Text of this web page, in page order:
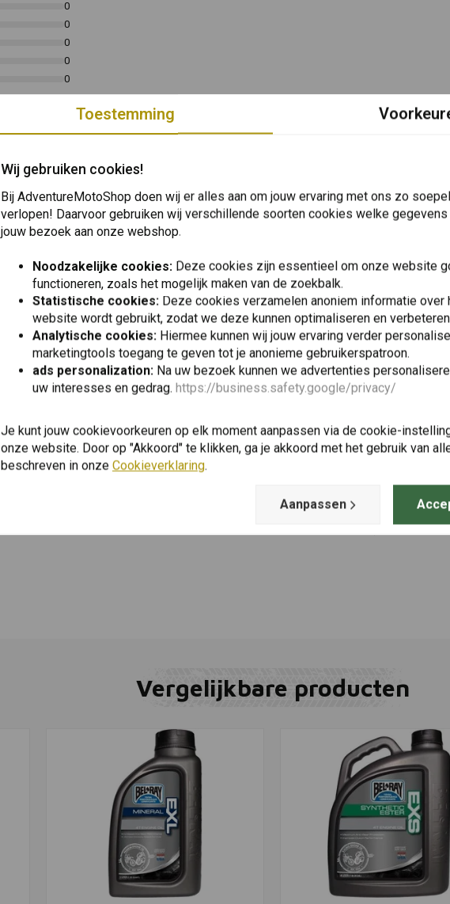
0
0
0
0
0
€12,17
(Spuit)
€18,12
Vergelijkbare producten
Toestemming
Wij gebruiken cookies!
Bij AdventureMotoShop doen wij er alles aan om jouw ervaring met ons zo
verlopen! Daarvoor gebruiken wij verschillende soorten cookies welke
jouw bezoek aan onze webshop.
Noodzakelijke cookies: Deze cookies zijn essentieel om onze website
functioneren, zoals het mogelijk maken van de zoekbalk.
Statistische cookies: Deze cookies verzamelen anoniem informatie over
website wordt gebruikt, zodat we deze kunnen optimaliseren en
Analytische cookies: Hiermee kunnen wij jouw ervaring verder
marketingtools toegang te geven tot je anonieme gebruikerspatroon.
ads personalization: Na uw bezoek kunnen we advertenties
uw interesses en gedrag. https://business.safety.google/privacy/
Je kunt jouw cookievoorkeuren op elk moment aanpassen via de cookie-
onze website. Door op "Akkoord" te klikken, ga je akkoord met het gebruik van
beschreven in onze Cookieverklaring.
Aanpassen